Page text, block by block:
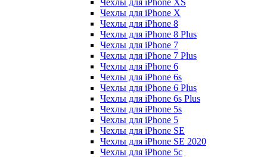
Чехлы для iPhone X
Чехлы для iPhone 8
Чехлы для iPhone 8 Plus
Чехлы для iPhone 7
Чехлы для iPhone 7 Plus
Чехлы для iPhone 6
Чехлы для iPhone 6s
Чехлы для iPhone 6 Plus
Чехлы для iPhone 6s Plus
Чехлы для iPhone 5s
Чехлы для iPhone 5
Чехлы для iPhone SE
Чехлы для iPhone SE 2020
Чехлы для iPhone 5c